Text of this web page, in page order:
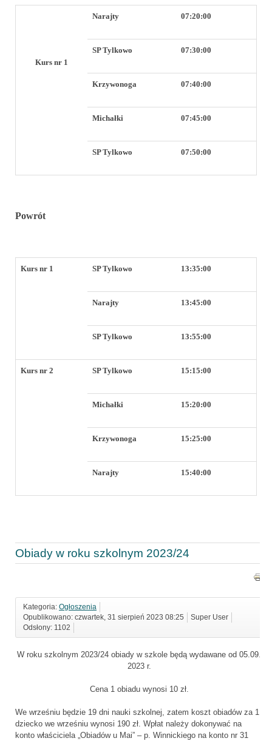
Kurs nr 1
Narajty 07:20:00
SP Tylkowo 07:30:00
Krzywonoga 07:40:00
Michałki 07:45:00
SP Tylkowo 07:50:00
Powrót
Kurs nr 1 SP Tylkowo 13:35:00
Narajty 13:45:00
SP Tylkowo 13:55:00
Kurs nr 2 SP Tylkowo 15:15:00
Michałki 15:20:00
Krzywonoga 15:25:00
Narajty 15:40:00
Obiady w roku szkolnym 2023/24
Kategoria: Ogłoszenia
Opublikowano: czwartek, 31 sierpień 2023 08:25
Super User
Odsłony: 1102
W roku szkolnym 2023/24 obiady w szkole będą wydawane od 05.09.
2023 r.
Cena 1 obiadu wynosi 10 zł.
We wrześniu będzie 19 dni nauki szkolnej, zatem koszt obiadów za 1
dziecko we wrześniu wynosi 190 zł. Wpłat należy dokonywać na
konto właściciela „Obiadów u Mai” – p. Winnickiego na konto nr 31